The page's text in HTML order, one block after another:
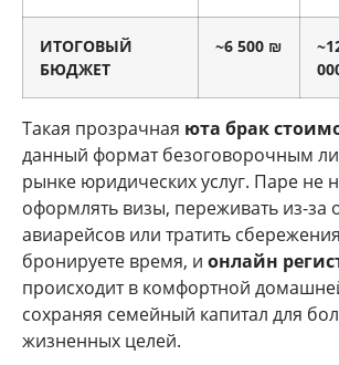
ИТОГОВЫЙ
БЮДЖЕТ
~6 500 ₪
Такая прозрачная юта брак
данный формат безоговорочным
рынке юридических услуг. Паре не
оформлять визы, переживать из-за
авиарейсов или тратить
бронируете время, и онлайн
происходит в комфортной
сохраняя семейный капитал для
жизненных целей.